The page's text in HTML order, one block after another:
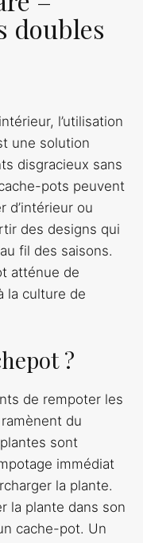
doubles
l’utilisation
une solution
disgracieux sans
pots peuvent
d’intérieur ou
des designs qui
fil des saisons.
atténue de
la culture de
?
de rempoter les
du
sont
immédiat
la plante.
la plante dans son
cache-pot. Un